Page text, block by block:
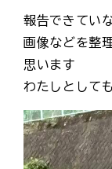
報告できてい
画像などを整
思います
わたしとして